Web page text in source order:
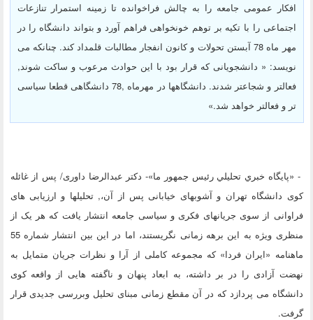
افکار عمومی جامعه را به چالش فراخوانده تا زمینه استمرار تنازعات
اجتماعی را با تکیه بر توهم خونخواهی فراهم آورد و بتواند دانشگاه را در
مهر ماه 78 آبستن تحولات و کانون انفجار مطالبات قلمداد کند. چنانکه می
نویسد: « دانشجویانی که قرار بود با این حوادث مرعوب و ساکت شوند,
فعالتر و شجاعتر شدند. دانشگاهها در مهرماه ,78 دانشگاهی قطعا سیاسی
تر و فعالتر خواهد شد.»
- «پايگاه خبري تحليلي رئيس جمهور ما»- دکتر عبدالرضا داوری/ پس از غائله
کوی دانشگاه تهران و آشوبهای خیابانی پس از آن،, تحلیلها و ارزیابی های
فراوانی از سوی جریانهای فکری و سیاسی جامعه انتشار یافت که هر یک از
منظری ویژه به این برهه زمانی نگریستند، اما در این بین انتشار شماره 55
ماهنامه «ایران فردا» که مجموعه کاملی از آرا و نظرات جریان متمایل به
نهضت آزادی را در بر داشته، به ابعاد پنهان و ناگفته هایی از واقعه کوی
دانشگاه می پردازد که در آن مقطع زمانی مبنای تحلیل وبررسی جدیدی قرار
گرفت.